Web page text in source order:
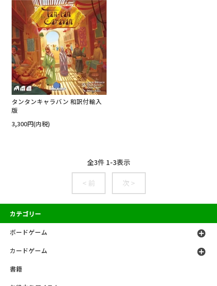
タンタンキャラバン 和訳付輸入
版
3,300円(内税)
全3件 1-3表示
< 前 次 >
カテゴリー
ボードゲーム
カードゲーム
書籍